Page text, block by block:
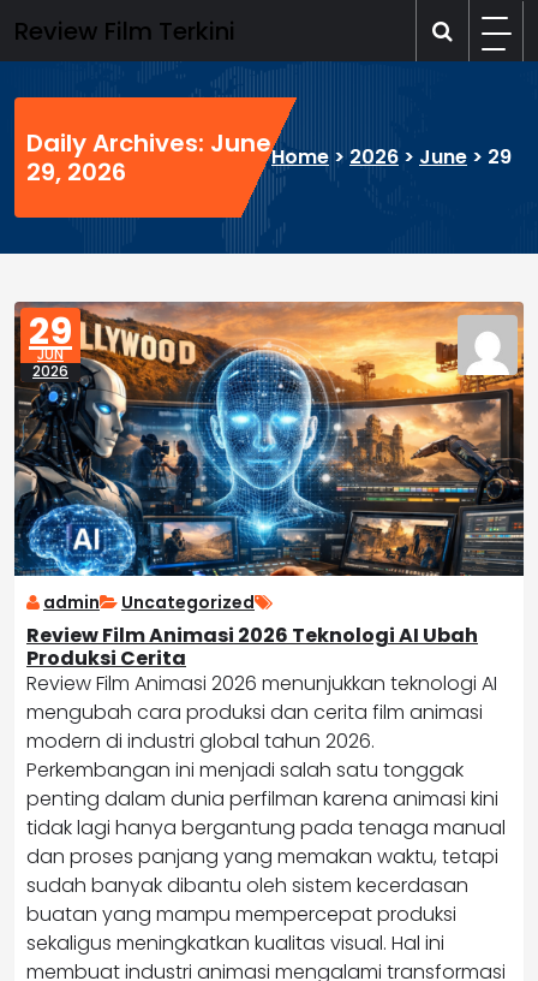
to
content
Review Film Terkini
Daily Archives: June
29, 2026
Home > 2026 > June > 29
29
JUN
2026
admin Uncategorized
Review Film Animasi 2026 Teknologi AI Ubah
Produksi Cerita
Review Film Animasi 2026 menunjukkan teknologi AI
mengubah cara produksi dan cerita film animasi
modern di industri global tahun 2026.
Perkembangan ini menjadi salah satu tonggak
penting dalam dunia perfilman karena animasi kini
tidak lagi hanya bergantung pada tenaga manual
dan proses panjang yang memakan waktu, tetapi
sudah banyak dibantu oleh sistem kecerdasan
buatan yang mampu mempercepat produksi
sekaligus meningkatkan kualitas visual. Hal ini
membuat industri animasi mengalami transformasi